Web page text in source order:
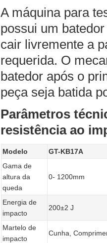
A máquina para
possui um
cair livremente a
requerida. O
batedor após o
peça seja batida
Parâmetros
resistência ao
Modelo
GT-KB17A
Gama de
altura da
queda
0- 1200mm
Energia de
impacto
200±2 J
Martelo de
impacto
Cunha,